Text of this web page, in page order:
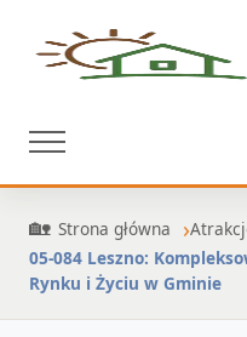
Strona główna
05-084 Leszno:
Rynku i Życiu w Gminie